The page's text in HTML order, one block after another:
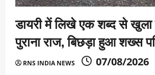
डायरी में लिखे एक शब्द से
पुराना राज, बिछड़ा हुआ शख्स
RNS INDIA NEWS 07/08/2026